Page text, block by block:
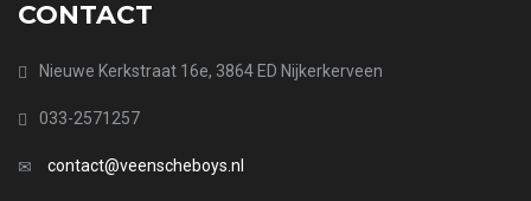
CONTACT
Nieuwe Kerkstraat 16e, 3864 ED Nijkerkerveen
033-2571257
contact@veenscheboys.nl